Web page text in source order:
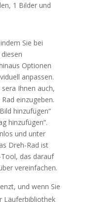
1 Bilder und
Sie bei
Optionen
anpassen.
Ihnen auch,
einzugeben.
hinzufügen“
hinzufügen“.
und unter
Dreh-Rad ist
das darauf
vereinfachen.
und wenn Sie
Läuferbibliothek